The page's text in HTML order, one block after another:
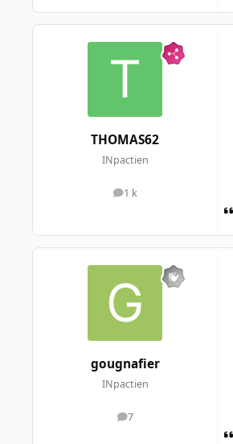
THOMAS62
INpactien
1 k
messages
gougnafier
INpactien
7
messages